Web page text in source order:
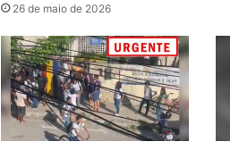
26 de maio de 2026